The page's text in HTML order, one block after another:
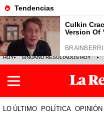
HOY SINUANO RESULTADOS HOY
LO ÚLTIMO POLÍTICA OPINIÓN